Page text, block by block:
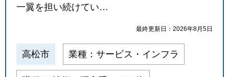
一翼を担い続けてい…
最終更新日：2026年8月5日
高松市 業種：サービス・インフラ